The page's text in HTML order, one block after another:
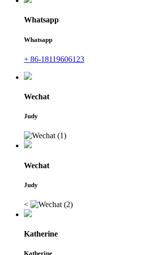
Whatsapp
Whatsapp
+ 86-18119606123
Wechat
Judy
Wechat
Judy
<
Katherine
Katherine